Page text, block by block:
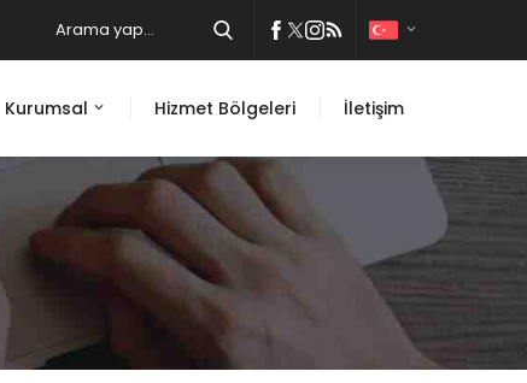
Kurumsal Hizmet Bölgeleri İletişim